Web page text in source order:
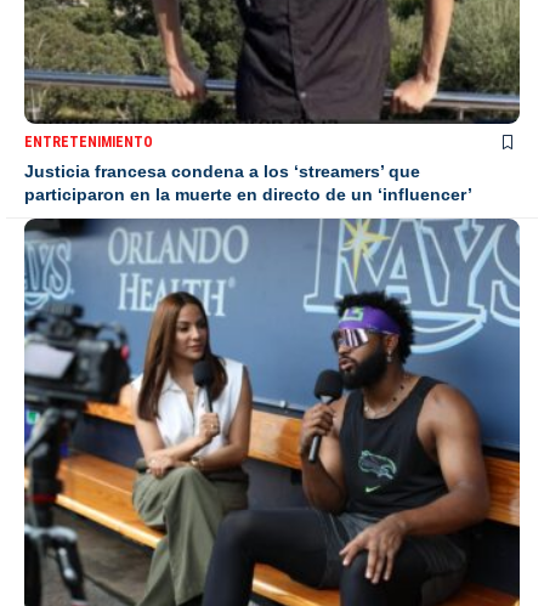
ENTRETENIMIENTO
Justicia francesa condena a los ‘streamers’ que
participaron en la muerte en directo de un ‘influencer’